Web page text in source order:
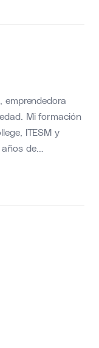
emprendedora
Mi formación
ITESM y
de
su negocio en